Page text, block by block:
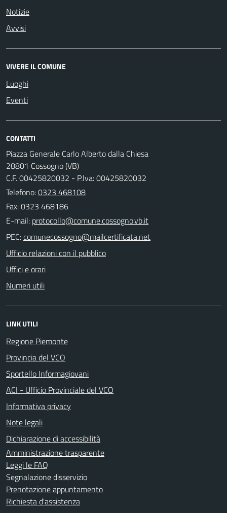
Notizie
Avvisi
VIVERE IL COMUNE
Luoghi
Eventi
CONTATTI
Piazza Generale Carlo Alberto dalla Chiesa
28801 Cossogno (VB)
C.F. 00425820032 - P.Iva: 00425820032
Telefono:0323 468108
Fax: 0323 468186
E-mail:
PEC:
Ufficio relazioni con il pubblico
Uffici e orari
Numeri utili
LINK UTILI
Regione Piemonte
Provincia del VCO
Sportello Informagiovani
ACI - Ufficio Provinciale del VCO
Informativa privacy
Note legali
Dichiarazione di accessibilità
Amministrazione trasparente
Leggi le FAQ
Segnalazione disservizio
Prenotazione appuntamento
Richiesta d'assistenza